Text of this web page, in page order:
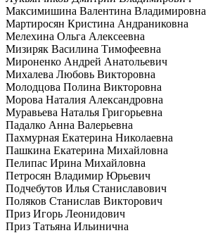
Максимишина Валентина Владимировна
Мартиросян Кристина Андраниковна
Мелехина Ольга Алексеевна
Мизиряк Василина Тимофеевна
Мироненко Андрей Анатольевич
Михалева Любовь Викторовна
Молодцова Полина Викторовна
Морова Наталия Александровна
Муравьева Наталья Григорьевна
Падалко Анна Валерьевна
Пахмурная Екатерина Николаевна
Пашкина Екатерина Михайловна
Пелипас Ирина Михайловна
Петросян Владимир Юрьевич
Подчебутов Илья Станиславович
Поляков Станислав Викторович
Приз Игорь Леонидович
Приз Татьяна Ильинична